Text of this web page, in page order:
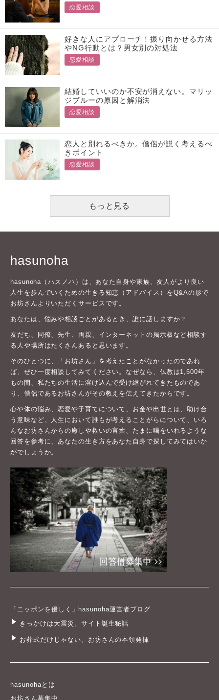
恋愛相談
好きな人にアプローチ！振り向かせる方法
やNG行動とは？男女別の対処法
恋愛相談
結婚していいのか不安が消えない。マリッ
ジブルーの原因と解消法
恋愛相談
恋人と別れるべきか。僧侶が説く考えるべ
きポイント
恋愛相談
もっと見る
hasunoha
hasunoha（ハスノハ）は、あなた自身や家族、友人がより良い
人生を歩んでいくための生きる知恵（アドバイス）をQ&Aの形で
お坊さんよりいただくサービスです。
あなたは、悩みや相談ごとがあるとき、誰に話しますか？
友だち、同僚、先生、両親、インターネットの掲示板など相談す
る人や場所はたくさんあると思います。
そのひとつに、「お坊さん」を考えたことがなかったのであれ
ば、ぜひ一度相談してみてください。なぜなら、仏教は1,500年
もの間、私たちの生活に溶け込んで受け継がれてきたものであ
り、僧侶であるお坊さんがその教えを伝えてきたからです。
心や体の悩み、恋愛や子育てについて、お金や出世とは、助け合
う意味など、人生において誰もが考えることがらについて、いろ
んなお坊さんからの癒しや救いの言葉、たまに喝をいれるような
回答を参考に、あなたの生き方をあなた自身で探してみてはいか
がでしょうか。
「ニッポンを優しく」hasunoha運営者ブログ
きっかけは大震災。サイト誕生秘話
お葬式だけじゃない。お坊さんの本領発揮
hasunohaとは
お坊さん募集中